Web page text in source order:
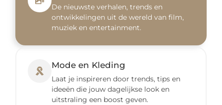
De nieuwste verhalen, trends en
ontwikkelingen uit de wereld van film,
muziek en entertainment.
Mode en Kleding
Laat je inspireren door trends, tips en
ideeën die jouw dagelijkse look en
uitstraling een boost geven.